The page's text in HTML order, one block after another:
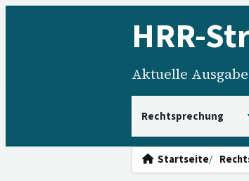
HRR-
Aktuelle Ausgabe
Startseite